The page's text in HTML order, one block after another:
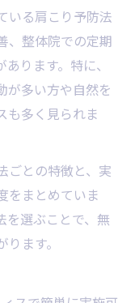
いる肩こり予防法
、整体院での定期
ります。特に、
が多い方や自然を
も多く見られま
ごとの特徴と、実
をまとめていま
を選ぶことで、無
ます。